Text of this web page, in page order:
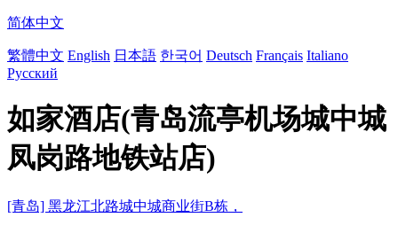
简体中文
繁體中文 English 日本語 한국어 Deutsch Français Italiano
Русский
如家酒店(青岛流亭机场城中城
凤岗路地铁站店)
[青岛] 黑龙江北路城中城商业街B栋，